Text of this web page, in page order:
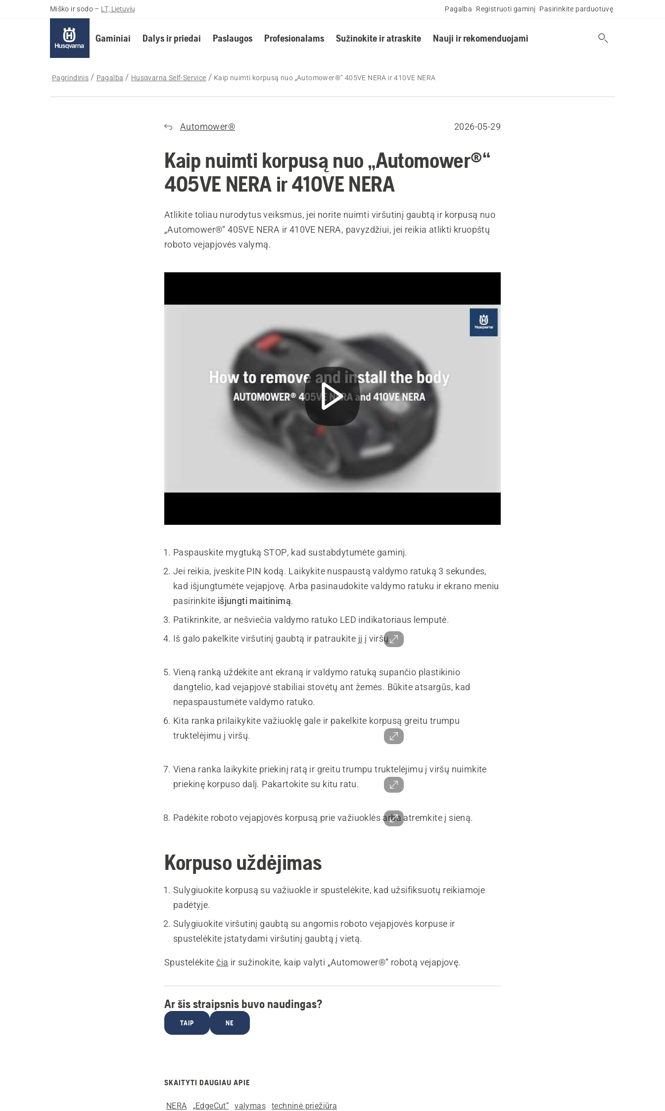
Miško ir sodo – LT, Lietuvių Pagalba Registruoti gaminį Pasirinkite parduotuvę
Gaminiai Dalys ir priedai Paslaugos Profesionalams Sužinokite ir atraskite Nauji ir rekomenduojami
Pagrindinis Pagalba Husqvarna Self-Service Kaip nuimti korpusą nuo „Automower®“ 405VE NERA ir 410VE NERA
Automower® 2026-05-29
Kaip nuimti korpusą nuo „Automower®“
405VE NERA ir 410VE NERA
Atlikite toliau nurodytus veiksmus, jei norite nuimti viršutinį gaubtą ir korpusą nuo
„Automower®“ 405VE NERA ir 410VE NERA, pavyzdžiui, jei reikia atlikti kruopštų
roboto vejapjovės valymą.
Paspauskite mygtuką STOP, kad sustabdytumėte gaminį.
Jei reikia, įveskite PIN kodą. Laikykite nuspaustą valdymo ratuką 3 sekundes,
kad išjungtumėte vejapjovę. Arba pasinaudokite valdymo ratuku ir ekrano meniu
pasirinkite išjungti maitinimą.
Patikrinkite, ar nešviečia valdymo ratuko LED indikatoriaus lemputė.
Iš galo pakelkite viršutinį gaubtą ir patraukite jį į viršų.
Vieną ranką uždėkite ant ekraną ir valdymo ratuką supančio plastikinio
dangtelio, kad vejapjovė stabiliai stovėtų ant žemės. Būkite atsargūs, kad
nepaspaustumėte valdymo ratuko.
Kita ranka prilaikykite važiuoklę gale ir pakelkite korpusą greitu trumpu
truktelėjimu į viršų.
Viena ranka laikykite priekinį ratą ir greitu trumpu truktelėjimu į viršų nuimkite
priekinę korpuso dalį. Pakartokite su kitu ratu.
Padėkite roboto vejapjovės korpusą prie važiuoklės arba atremkite į sieną.
Korpuso uždėjimas
Sulygiuokite korpusą su važiuokle ir spustelėkite, kad užsifiksuotų reikiamoje
padėtyje.
Sulygiuokite viršutinį gaubtą su angomis roboto vejapjovės korpuse ir
spustelėkite įstatydami viršutinį gaubtą į vietą.
Spustelėkitečia ir sužinokite, kaip valyti „Automower®“ robotą vejapjovę.
Ar šis straipsnis buvo naudingas?
TAIP NE
SKAITYTI DAUGIAU APIE
NERA „EdgeCut“ valymas techninė priežiūra